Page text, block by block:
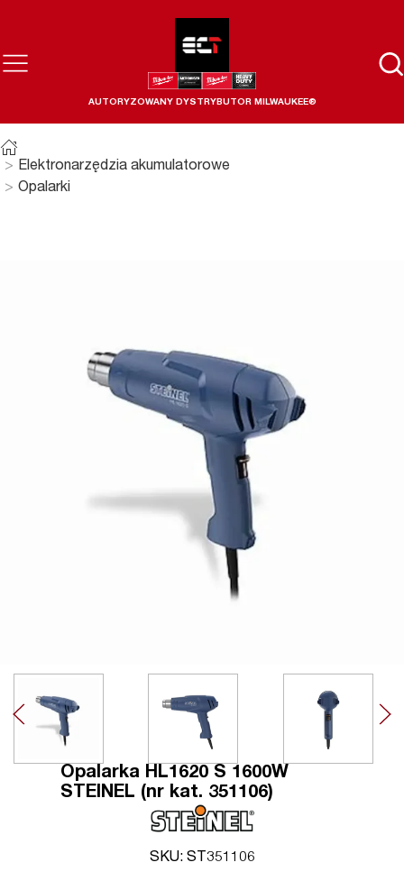
AUTORYZOWANY DYSTRYBUTOR MILWAUKEE®
Elektronarzędzia akumulatorowe
Opalarki
Opalarka HL1620 S 1600W
STEINEL (nr kat. 351106)
SKU: ST351106